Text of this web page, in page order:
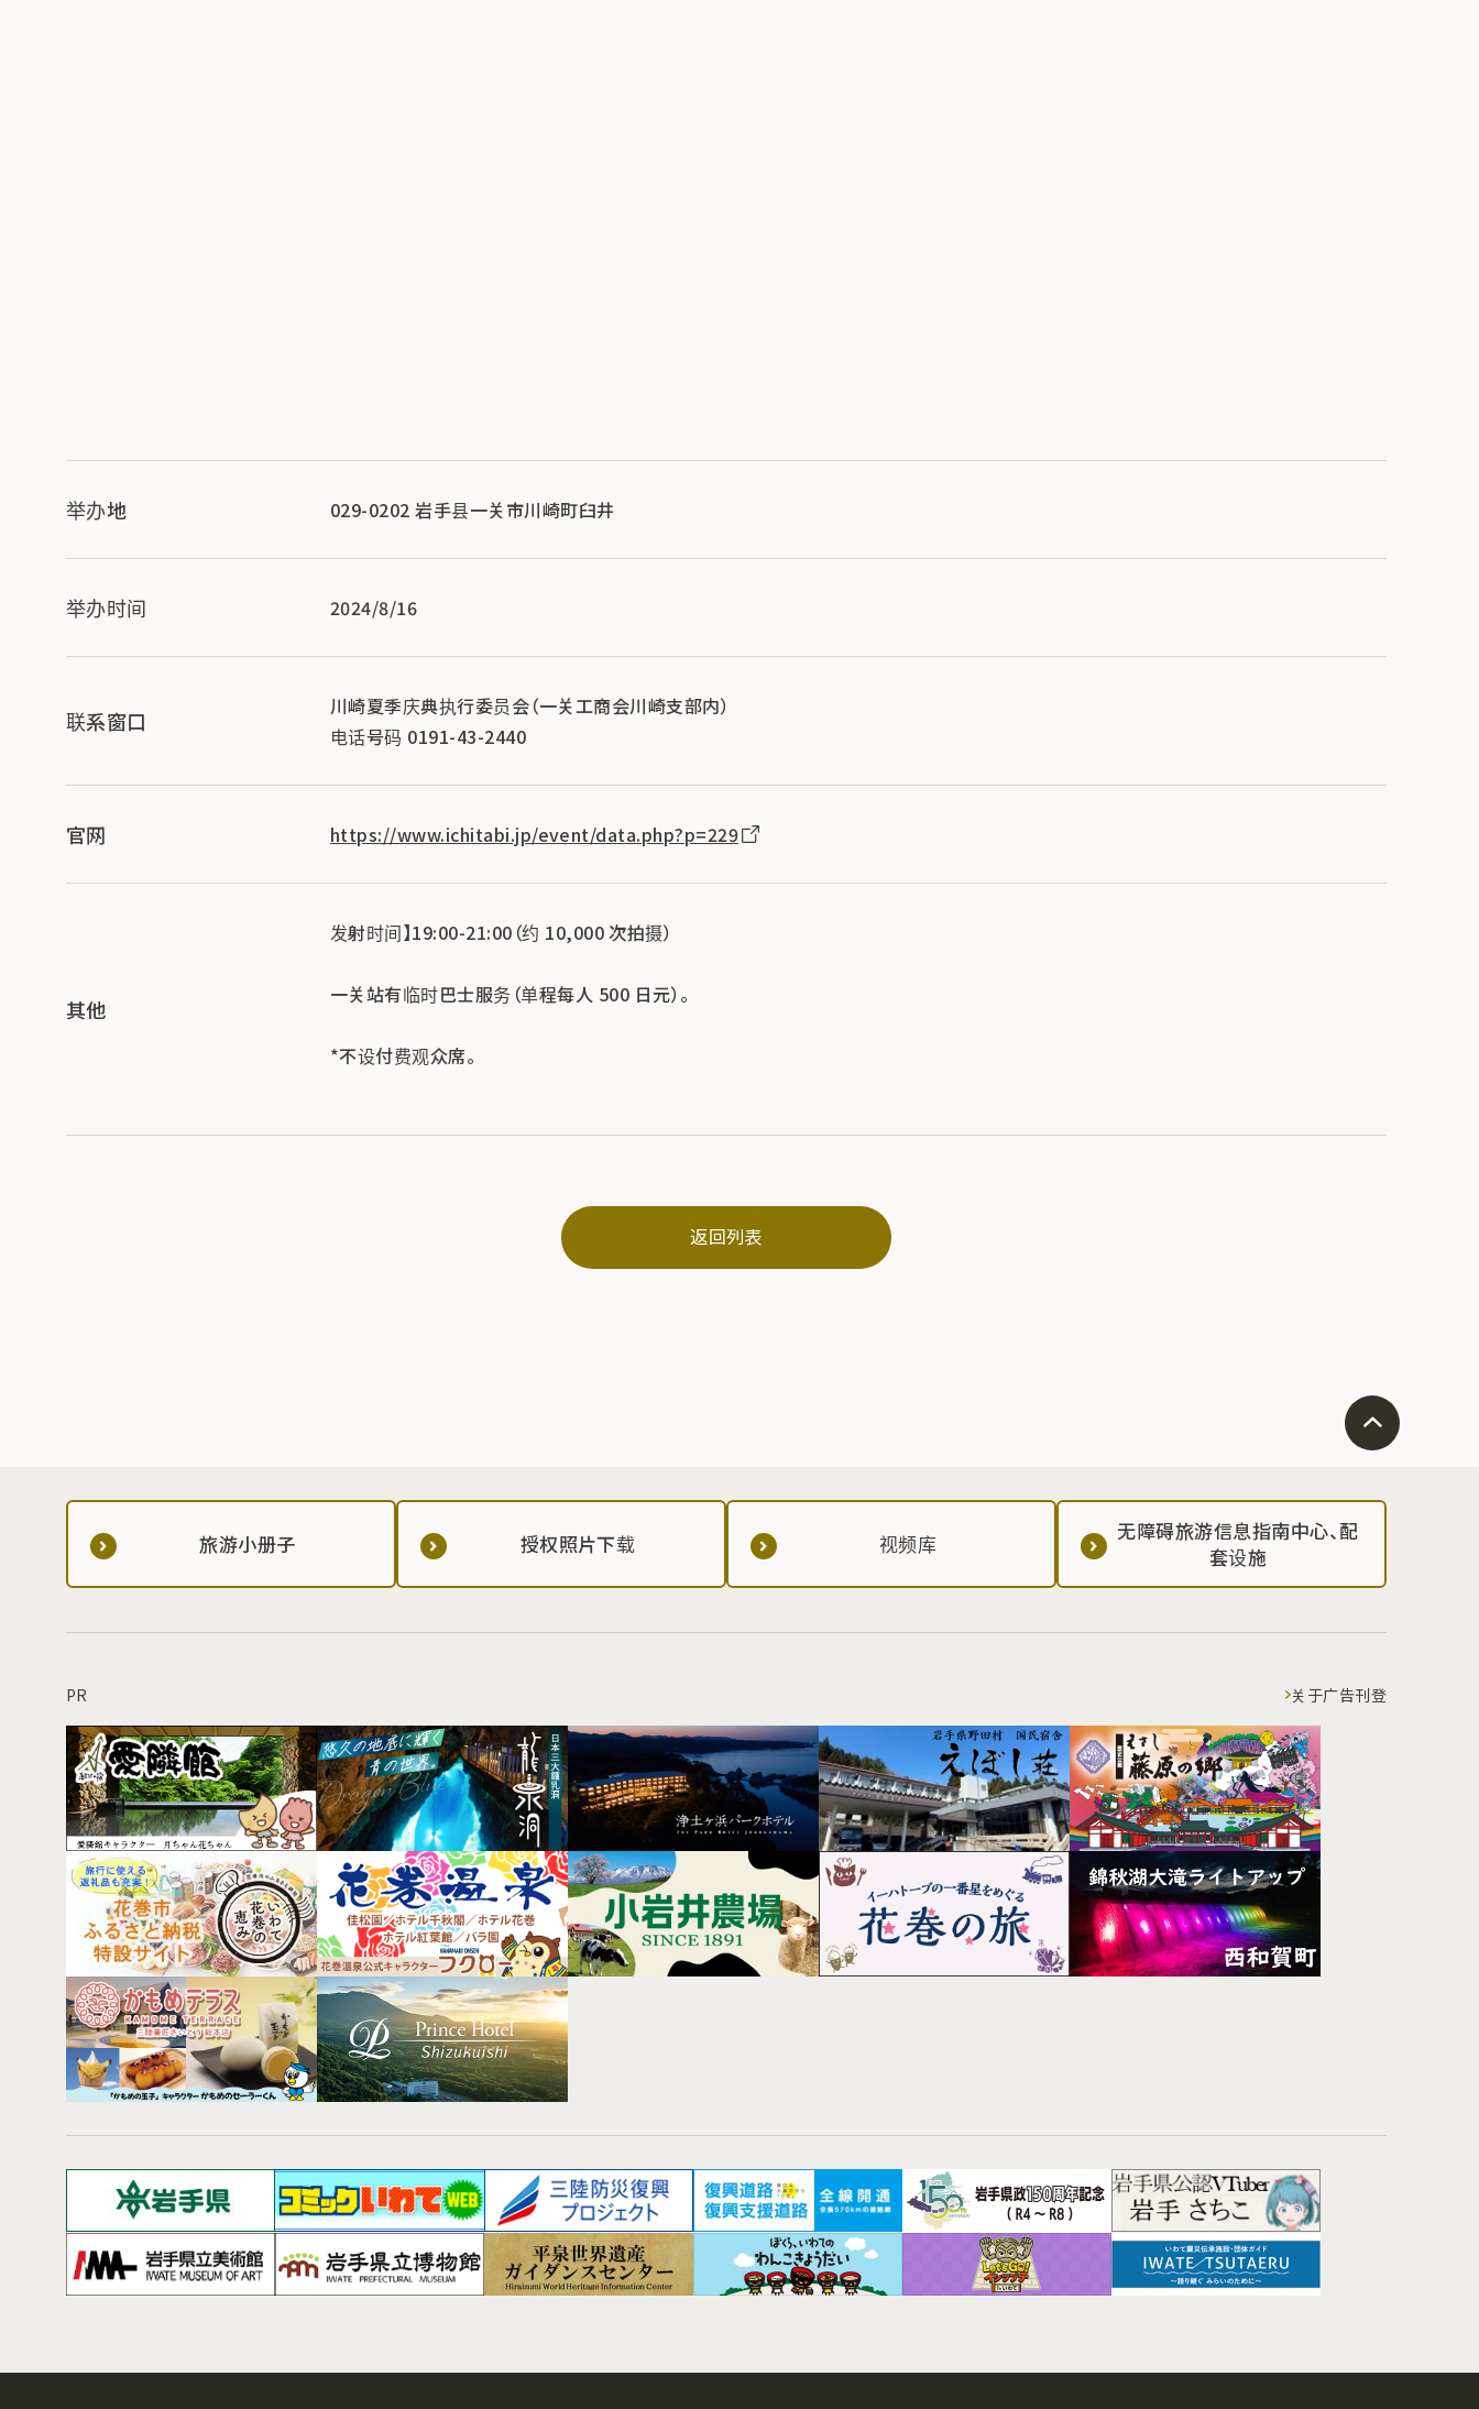
举办地 029-0202 岩手县一关市川崎町臼井
举办时间 2024/8/16
联系窗口
川崎夏季庆典执行委员会（一关工商会川崎支部内）
电话号码 0191-43-2440
官网 https://www.ichitabi.jp/event/data.php?p=229
其他
发射时间】19:00-21:00（约 10,000 次拍摄）
一关站有临时巴士服务（单程每人 500 日元）。
*不设付费观众席。
返回列表
旅游小册子 授权照片下载 视频库
无障碍旅游信息指南中心、配
套设施
PR 关于广告刊登